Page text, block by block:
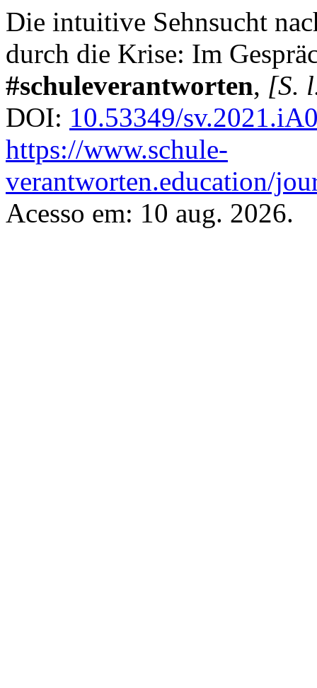
Die intuitive Sehnsucht
durch die Krise: Im
#schuleverantworten, [S.
DOI: 10.53349/
https://www.schule-
verantworten.education/
Acesso em: 10 aug. 2026.